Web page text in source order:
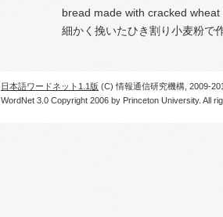
bread made with cracked
細かく挽いたひき割り小麦粉で
日本語ワードネット1.1版 (C) 情報通信研究機構, 2009-
WordNet 3.0 Copyright 2006 by Princeton University. All